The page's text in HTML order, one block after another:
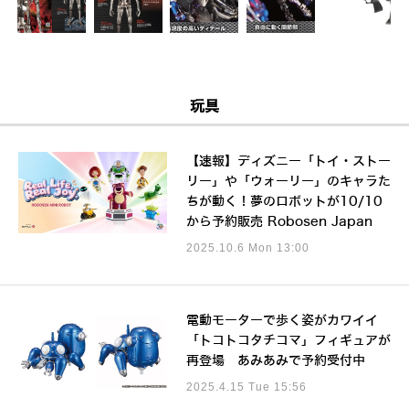
玩具
【速報】ディズニー「トイ・ストー
リー」や「ウォーリー」のキャラた
ちが動く！夢のロボットが10/10
から予約販売 Robosen Japan
2025.10.6 Mon 13:00
電動モーターで歩く姿がカワイイ
「トコトコタチコマ」フィギュアが
再登場 あみあみで予約受付中
2025.4.15 Tue 15:56